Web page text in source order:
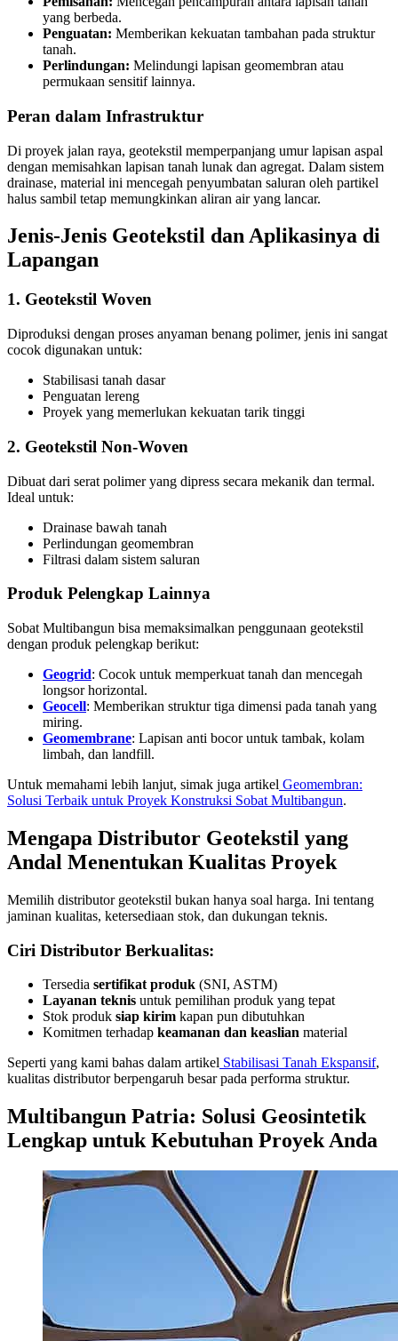
yang berbeda.
Penguatan: Memberikan kekuatan tambahan pada struktur
tanah.
Perlindungan: Melindungi lapisan geomembran atau
permukaan sensitif lainnya.
Peran dalam Infrastruktur
Di proyek jalan raya, geotekstil memperpanjang umur lapisan aspal
dengan memisahkan lapisan tanah lunak dan agregat. Dalam sistem
drainase, material ini mencegah penyumbatan saluran oleh partikel
halus sambil tetap memungkinkan aliran air yang lancar.
Jenis-Jenis Geotekstil dan Aplikasinya di
Lapangan
1. Geotekstil Woven
Diproduksi dengan proses anyaman benang polimer, jenis ini sangat
cocok digunakan untuk:
Stabilisasi tanah dasar
Penguatan lereng
Proyek yang memerlukan kekuatan tarik tinggi
2. Geotekstil Non-Woven
Dibuat dari serat polimer yang dipress secara mekanik dan termal.
Ideal untuk:
Drainase bawah tanah
Perlindungan geomembran
Filtrasi dalam sistem saluran
Produk Pelengkap Lainnya
Sobat Multibangun bisa memaksimalkan penggunaan geotekstil
dengan produk pelengkap berikut:
Geogrid: Cocok untuk memperkuat tanah dan mencegah
longsor horizontal.
Geocell: Memberikan struktur tiga dimensi pada tanah yang
miring.
Geomembrane: Lapisan anti bocor untuk tambak, kolam
limbah, dan landfill.
Untuk memahami lebih lanjut, simak juga artikel Geomembran:
Solusi Terbaik untuk Proyek Konstruksi Sobat Multibangun.
Mengapa Distributor Geotekstil yang
Andal Menentukan Kualitas Proyek
Memilih distributor geotekstil bukan hanya soal harga. Ini tentang
jaminan kualitas, ketersediaan stok, dan dukungan teknis.
Ciri Distributor Berkualitas:
Tersedia sertifikat produk (SNI, ASTM)
Layanan teknis untuk pemilihan produk yang tepat
Stok produk siap kirim kapan pun dibutuhkan
Komitmen terhadap keamanan dan keaslian material
Seperti yang kami bahas dalam artikel Stabilisasi Tanah Ekspansif,
kualitas distributor berpengaruh besar pada performa struktur.
Multibangun Patria: Solusi Geosintetik
Lengkap untuk Kebutuhan Proyek Anda